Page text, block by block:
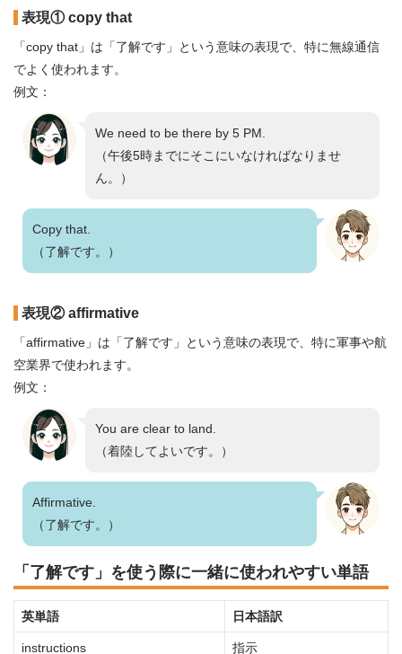
表現① copy that
「copy that」は「了解です」という意味の表現で、特に無線通信
でよく使われます。
例文：
We need to be there by 5 PM.
（午後5時までにそこにいなければなりませ
ん。）
Copy that.
（了解です。）
表現② affirmative
「affirmative」は「了解です」という意味の表現で、特に軍事や航
空業界で使われます。
例文：
You are clear to land.
（着陸してよいです。）
Affirmative.
（了解です。）
「了解です」を使う際に一緒に使われやすい単語
英単語 日本語訳
instructions 指示